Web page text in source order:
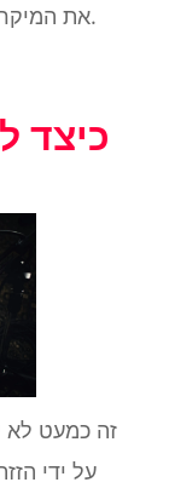
את המיקרופון המושלם לתקציב ולצרכים שלכם.
כיצד
זה כמעט לא
על ידי